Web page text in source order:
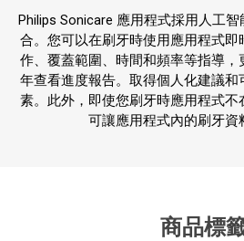
Philips Sonicare 應用程式採用人工
合。您可以在刷牙時使用應用程式
作、覆蓋範圍、時間和頻率等指導
年查看進度報告。取得個人化建議
素。此外，即使您刷牙時應用程式
可讓應用程式內的刷牙資
商品標